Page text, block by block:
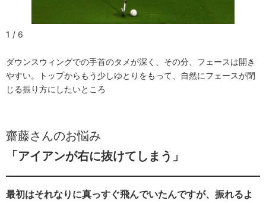
1 / 6
ダウンスウィングでの手首のタメが深く、その分、フェースは開き
やすい。トップからもう少しゆとりをもって、自然にフェースが閉
じる振り方にしたいところ
齋藤さんのお悩み
「アイアンが右に抜けてしまう」
最初はそれなりに真っすぐ飛んでいたんですが、振れるよ